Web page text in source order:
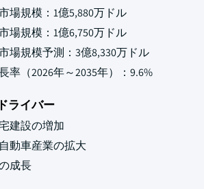
場規模：1億5,880万ドル
場規模：1億6,750万ドル
場規模予測：3億8,330万ドル
率（2026年～2035年）：9.6%
ライバー
建設の増加
動車産業の拡大
成長